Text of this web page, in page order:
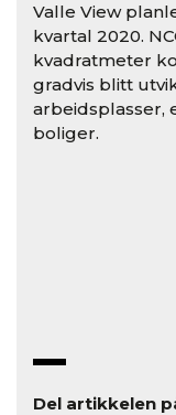
Valle View
kvartal 2020.
kvadratmeter
gradvis blitt
arbeidsplasser,
boliger.
Del artikkelen